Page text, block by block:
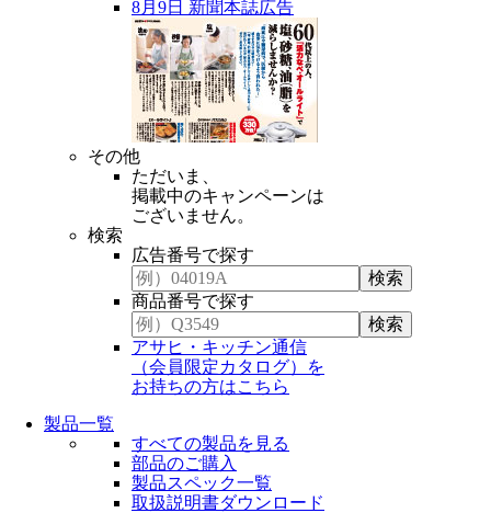
8月9日 新聞本誌広告
その他
ただいま、
掲載中のキャンペーンは
ございません。
検索
広告番号で探す
商品番号で探す
アサヒ・キッチン通信
（会員限定カタログ）を
お持ちの方はこちら
製品一覧
すべての製品を見る
部品のご購入
製品スペック一覧
取扱説明書ダウンロード